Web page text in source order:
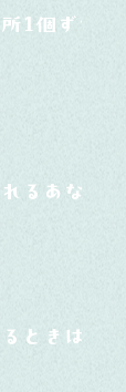
1個ずつ
るあなたの
ときはどん